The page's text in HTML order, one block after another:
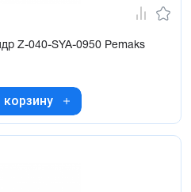
Z-040-SYA-0950 Pemaks
корзину